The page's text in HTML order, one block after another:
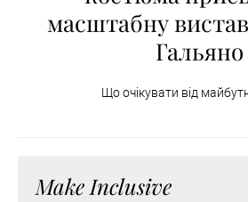
масштабну
Гальяно
Що очікувати від
Make Inclusive